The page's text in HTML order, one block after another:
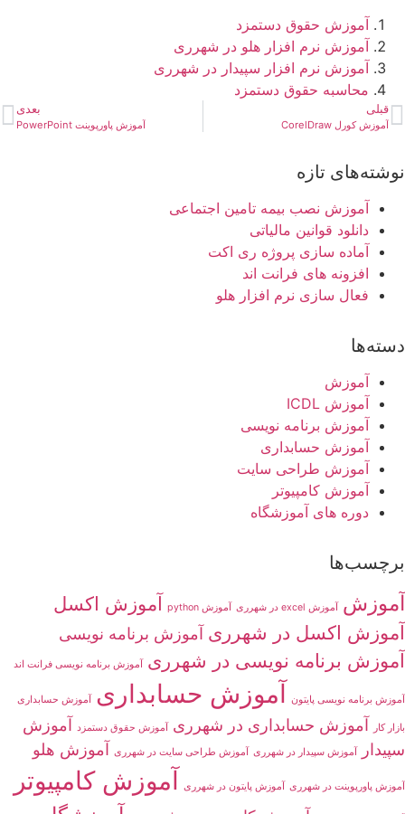
آموزش حقوق دستمزد
آموزش نرم افزار هلو در شهرری
آموزش نرم افزار سپیدار در شهرری
محاسبه حقوق دستمزد
قبلی
آموزش کورل CorelDraw
بعدی
آموزش پاورپوینت PowerPoint
نوشته‌های تازه
آموزش نصب بیمه تامین اجتماعی
دانلود قوانین مالیاتی
آماده سازی پروژه ری اکت
افزونه های فرانت اند
فعال سازی نرم افزار هلو
دسته‌ها
آموزش
آموزش ICDL
آموزش برنامه نویسی
آموزش حسابداری
آموزش طراحی سایت
آموزش کامپیوتر
دوره های آموزشگاه
برچسب‌ها
آموزش آموزش excel در شهرری آموزش python
آموزش اکسل
آموزش اکسل در شهرری آموزش برنامه نویسی
آموزش برنامه نویسی در شهرری آموزش برنامه نویسی فرانت اند
آموزش برنامه نویسی پایتون آموزش حسابداری آموزش حسابداری
بازار کار آموزش حسابداری در شهرری آموزش حقوق دستمزد آموزش
سپیدار
آموزش سپیدار در شهرری آموزش طراحی سایت در شهرری آموزش هلو
آموزش پاورپوینت در شهرری آموزش پایتون در شهرری آموزش کامپیوتر